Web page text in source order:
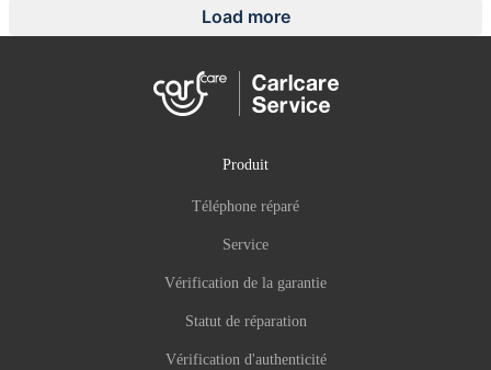
Load more
Produit
Téléphone réparé
Service
Vérification de la garantie
Statut de réparation
Vérification d'authenticité